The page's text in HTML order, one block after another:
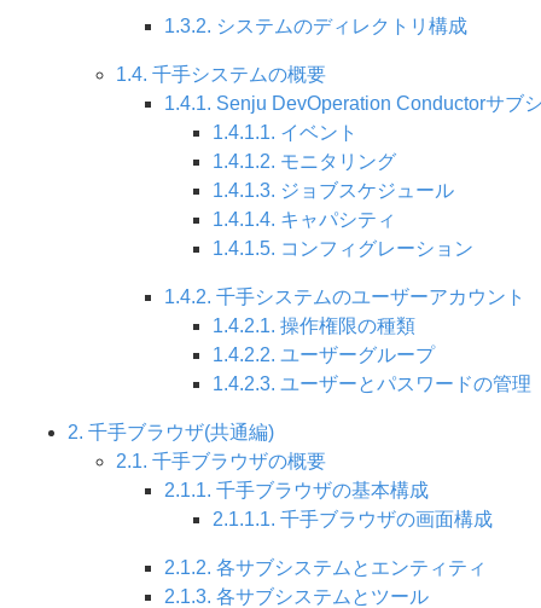
1.3.2. システムのディレクトリ構成
1.4. 千手システムの概要
1.4.1. Senju DevOperation Conductorサブ
1.4.1.1. イベント
1.4.1.2. モニタリング
1.4.1.3. ジョブスケジュール
1.4.1.4. キャパシティ
1.4.1.5. コンフィグレーション
1.4.2. 千手システムのユーザーアカウント
1.4.2.1. 操作権限の種類
1.4.2.2. ユーザーグループ
1.4.2.3. ユーザーとパスワードの管理
2. 千手ブラウザ(共通編)
2.1. 千手ブラウザの概要
2.1.1. 千手ブラウザの基本構成
2.1.1.1. 千手ブラウザの画面構成
2.1.2. 各サブシステムとエンティティ
2.1.3. 各サブシステムとツール